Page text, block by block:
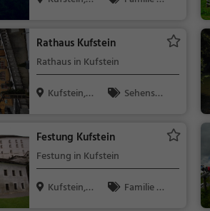
Rathaus Kufstein
Rathaus in Kufstein
Kufstein,
Sehensw
Festung Kufstein
Festung in Kufstein
Kufstein,
Familie &